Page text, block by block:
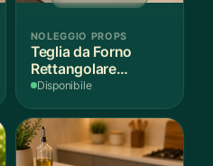
NOLEGGIO PROPS
Teglia da Forno
Rettangolare
Antiaderente
Disponibile